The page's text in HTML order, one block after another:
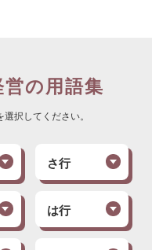
の用語集
択してください。
さ行
は行